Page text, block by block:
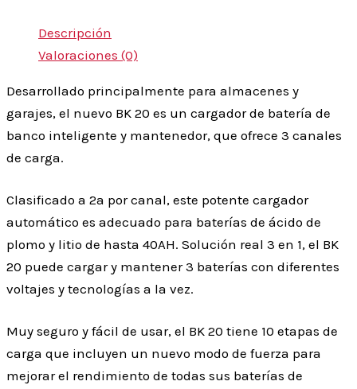
Descripción
Valoraciones (0)
Desarrollado principalmente para almacenes y
garajes, el nuevo BK 20 es un cargador de batería de
banco inteligente y mantenedor, que ofrece 3 canales
de carga.
Clasificado a 2a por canal, este potente cargador
automático es adecuado para baterías de ácido de
plomo y litio de hasta 40AH. Solución real 3 en 1, el BK
20 puede cargar y mantener 3 baterías con diferentes
voltajes y tecnologías a la vez.
Muy seguro y fácil de usar, el BK 20 tiene 10 etapas de
carga que incluyen un nuevo modo de fuerza para
mejorar el rendimiento de todas sus baterías de